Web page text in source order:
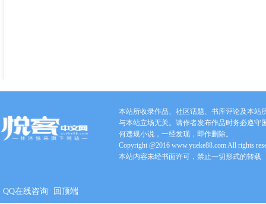
本站所收录作品、社区话题、书库评论及本站
与本站立场无关。请作者发布作品时务必遵守
何违规小说，一经发现，即作删除。
Copyright @2016 www.yueke88.com All rights
本站内容未经书面许可，禁止一切形式的转载
QQ在线咨询 回顶端